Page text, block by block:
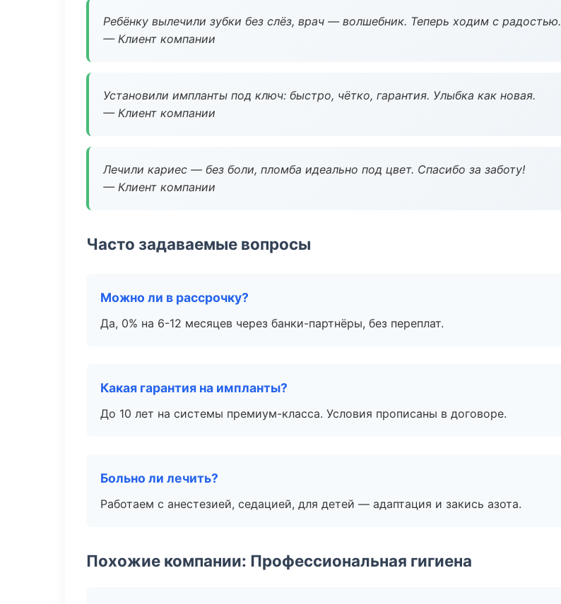
Ребёнку вылечили зубки без слёз, врач — волшебник. Теперь ходим с радостью.
— Клиент компании
Установили импланты под ключ: быстро, чётко, гарантия. Улыбка как новая.
— Клиент компании
Лечили кариес — без боли, пломба идеально под цвет. Спасибо за заботу!
— Клиент компании
Часто задаваемые вопросы
Можно ли в рассрочку?
Да, 0% на 6-12 месяцев через банки-партнёры, без переплат.
Какая гарантия на импланты?
До 10 лет на системы премиум-класса. Условия прописаны в договоре.
Больно ли лечить?
Работаем с анестезией, седацией, для детей — адаптация и закись азота.
Похожие компании: Профессиональная гигиена